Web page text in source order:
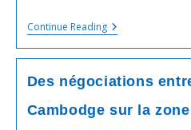
Continue ReadingLa
#Thaïlande
Pousse
La
Résolution
Des
Problèmes
Des négociations
Cambodge sur la